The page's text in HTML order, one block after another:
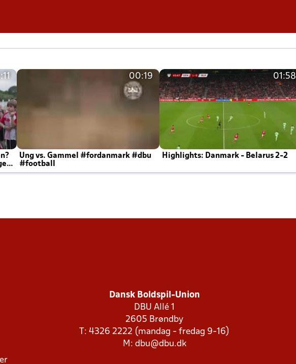
00:19
Ung vs. Gammel #fordanmark #dbu
#football
01:58
Highlights: Danmark - Belarus 2-2
Dansk Boldspil-Union
DBU Allé 1
2605 Brøndby
T: 4326 2222 (mandag - fredag 9-16)
M: dbu@dbu.dk